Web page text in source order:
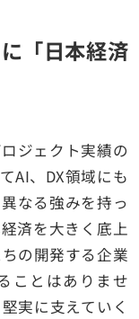
「日本経済
ジェクト実績の
AI、DX領域にも
なる強みを持っ
済を大きく底上
の開発する企業
ことはありませ
実に支えていく